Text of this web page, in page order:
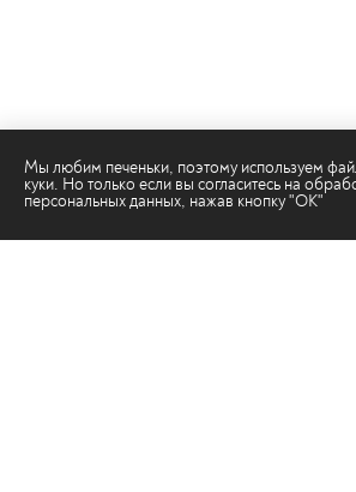
Мы любим печеньки, поэтому используем
куки. Но только если вы согласитесь на
персональных данных, нажав кнопку "ОК"